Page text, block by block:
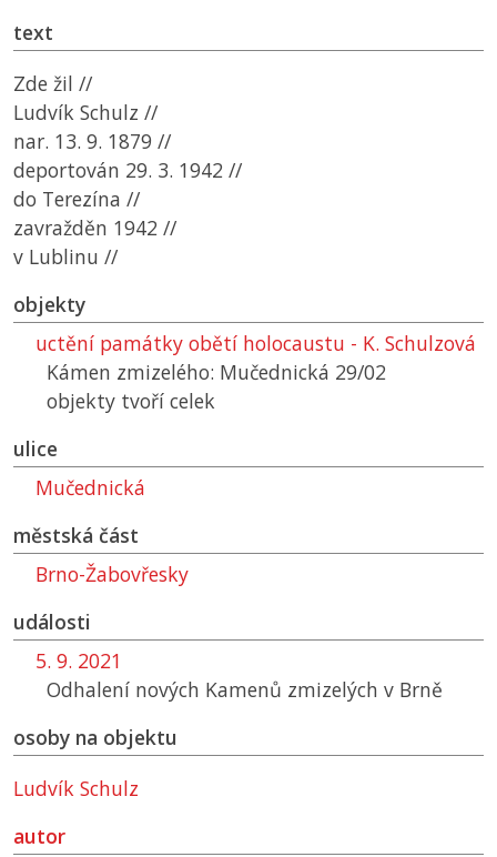
text
Zde žil //
Ludvík Schulz //
nar. 13. 9. 1879 //
deportován 29. 3. 1942 //
do Terezína //
zavražděn 1942 //
v Lublinu //
objekty
uctění památky obětí holocaustu - K. Schulzová
Kámen zmizelého: Mučednická 29/02
objekty tvoří celek
ulice
Mučednická
městská část
Brno-Žabovřesky
události
5. 9. 2021
Odhalení nových Kamenů zmizelých v Brně
osoby na objektu
Ludvík Schulz
autor